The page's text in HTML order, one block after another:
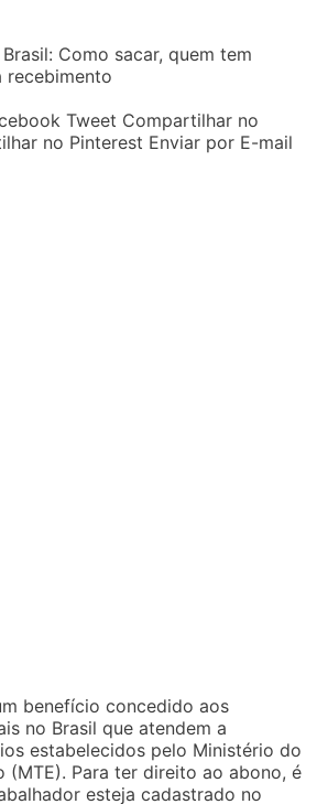
Como sacar, quem tem
recebimento
Tweet Compartilhar no
no Pinterest Enviar por E-mail
benefício concedido aos
no Brasil que atendem a
estabelecidos pelo Ministério do
(MTE). Para ter direito ao abono, é
esteja cadastrado no